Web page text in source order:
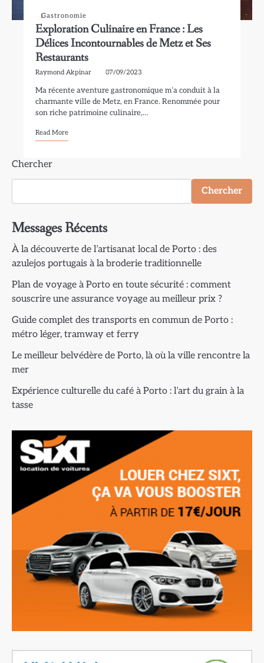
Gastronomie
Exploration Culinaire en France : Les
Délices Incontournables de Metz et Ses
Restaurants
Raymond Akpinar 07/09/2023
Ma récente aventure gastronomique m’a conduit à la
charmante ville de Metz, en France. Renommée pour
son riche patrimoine culinaire,…
Read More
Chercher
Chercher
Messages Récents
À la découverte de l’artisanat local de Porto : des
azulejos portugais à la broderie traditionnelle
Plan de voyage à Porto en toute sécurité : comment
souscrire une assurance voyage au meilleur prix ?
Guide complet des transports en commun de Porto :
métro léger, tramway et ferry
Le meilleur belvédère de Porto, là où la ville rencontre la
mer
Expérience culturelle du café à Porto : l’art du grain à la
tasse